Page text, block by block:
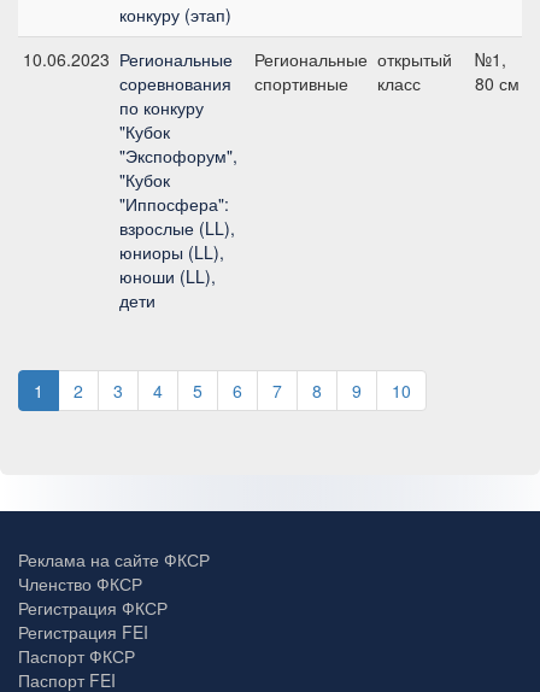
конкуру (этап)
10.06.2023 Региональные
соревнования
по конкуру
"Кубок
"Экспофорум",
"Кубок
"Иппосфера":
взрослые (LL),
юниоры (LL),
юноши (LL),
дети
Региональные
спортивные
открытый
класс
№1,
80 см
1 2 3 4 5 6 7 8 9 10
Реклама на сайте ФКСР
Членство ФКСР
Регистрация ФКСР
Регистрация FEI
Паспорт ФКСР
Паспорт FEI